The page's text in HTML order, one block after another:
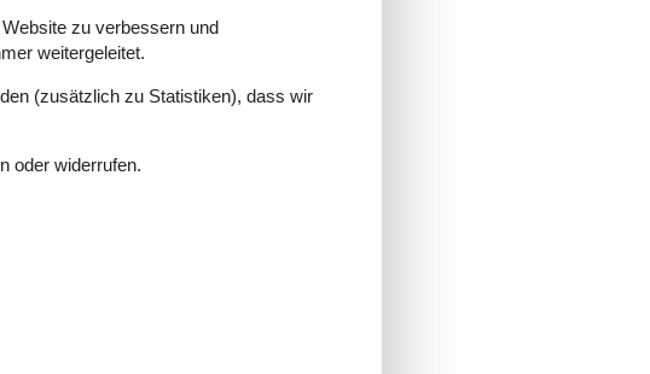
eine
ausgestattet.
bereit. Gewürze
Als
vor dem
zu verbessern und
weitergeleitet.
(zusätzlich zu Statistiken), dass wir
oder widerrufen.